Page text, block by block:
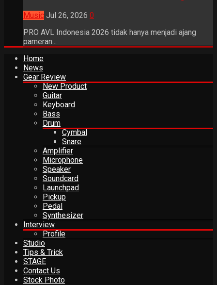
Music Jul 26, 2026 0
PRO AVL Indonesia 2026 tidak hanya menjadi ajang
pameran...
Home
News
Gear Review
New Product
Guitar
Keyboard
Bass
Drum
Cymbal
Snare
Amplifier
Microphone
Speaker
Soundcard
Launchpad
Pickup
Pedal
Synthesizer
Interview
Profile
Studio
Tips & Trick
STAGE
Contact Us
Stock Photo